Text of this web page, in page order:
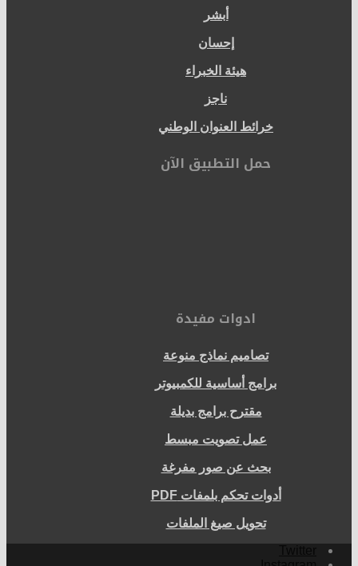
أبشر
إحسان
هيئة الخبراء
ناجز
خرائط العنوان الوطني
حمل التطبيق الآن
ادوات مفيدة
تصاميم نماذج منوعة
برامج أساسية للكمبيوتر
مقترح برامج بديلة
عمل تصويت مبسط
بحث عن صور مفرغة
أدوات تحكم بلمفات PDF
تحويل صيغ الملفات